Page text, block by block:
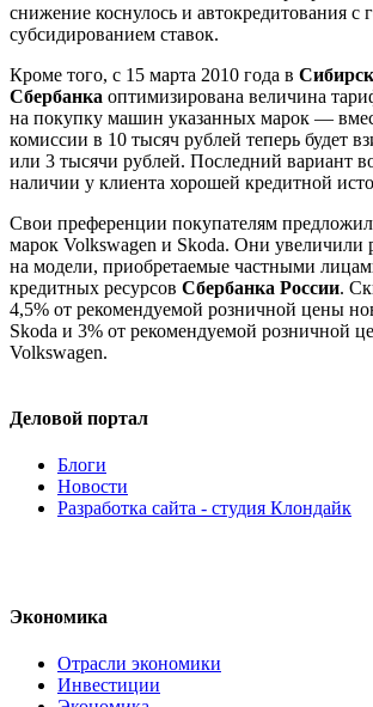
снижение коснулось и автокредитования с
субсидированием ставок.
Кроме того, с 15 марта 2010 года в
Сбербанка оптимизирована величина
на покупку машин указанных марок —
комиссии в 10 тысяч рублей теперь будет
или 3 тысячи рублей. Последний вариант
наличии у клиента хорошей кредитной
Свои преференции покупателям
марок Volkswagen и Skoda. Они увеличили
на модели, приобретаемые частными
кредитных ресурсов Сбербанка России.
4,5% от рекомендуемой розничной цены
Skoda и 3% от рекомендуемой розничной
Volkswagen.
Деловой портал
Блоги
Новости
Разработка сайта - студия Клондайк
Экономика
Отрасли экономики
Инвестиции